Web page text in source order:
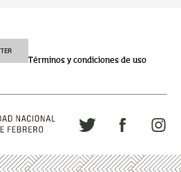
Términos y condiciones de uso